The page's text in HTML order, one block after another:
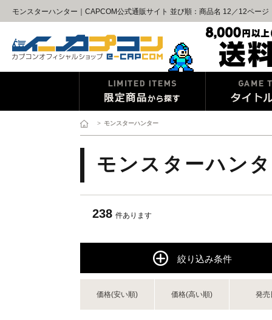
モンスターハンター｜CAPCOM公式通販サイト 並び順：商品名 12／12ページ
> モンスターハンター
モンスターハン
238 件あります
絞り込み条件
価格(安い順) 価格(高い順) 発売